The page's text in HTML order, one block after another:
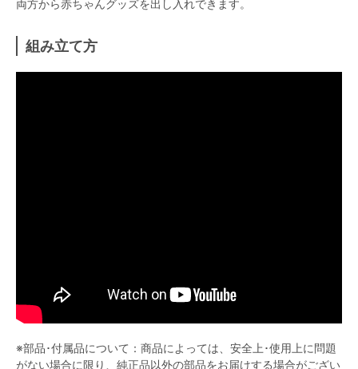
両方から赤ちゃんグッズを出し入れできます。
組み立て方
※部品･付属品について：商品によっては、安全上･使用上に問題
がない場合に限り、純正品以外の部品をお届けする場合がござい